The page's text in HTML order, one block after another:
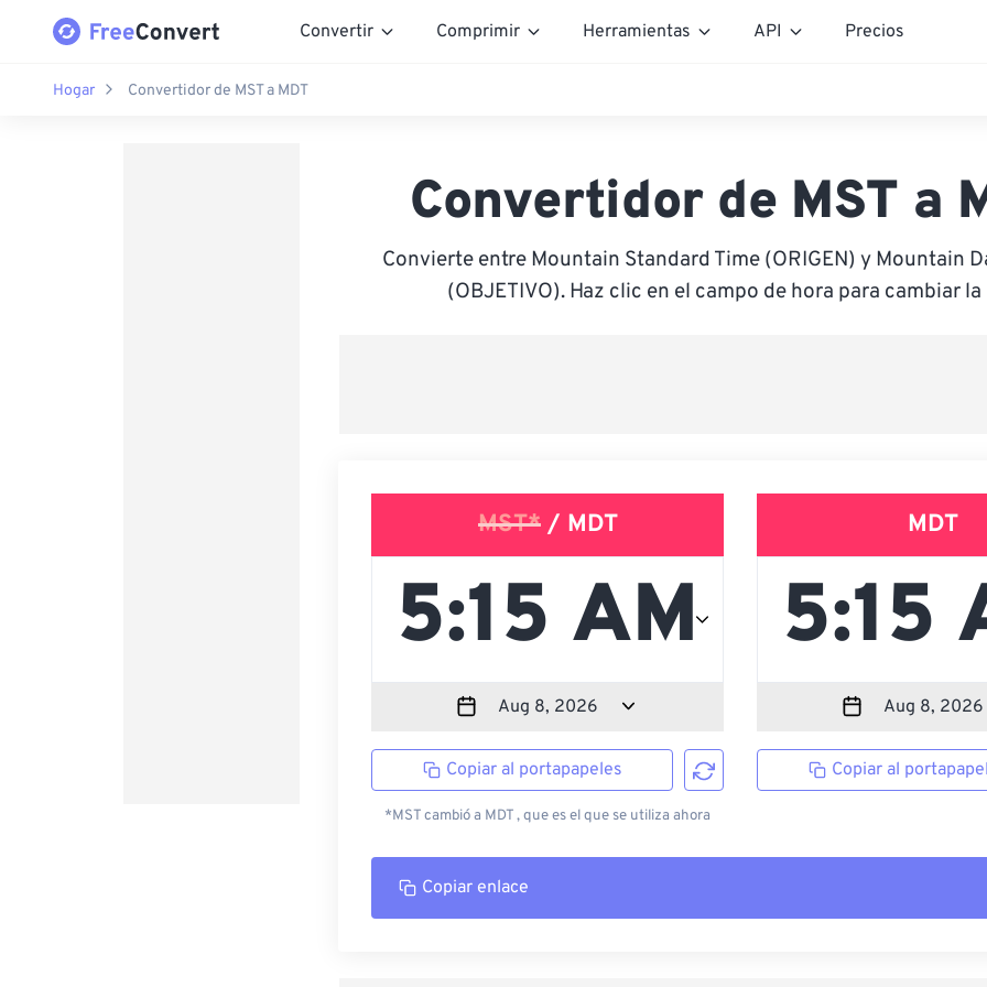
Convertir Comprimir Herramientas API Precios
Hogar Convertidor de MST a MDT
Convertidor de MST a
Convierte entre Mountain Standard Time (ORIGEN) y Mountain
(OBJETIVO). Haz clic en el campo de hora para cambiar la
MST*/ MDT
Copiar al portapapeles
*MST cambió a MDT , que es el que se utiliza ahora
MDT
Copiar al
Copiar enlace